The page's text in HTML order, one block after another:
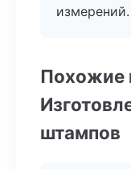
измерений.
Похожие
штампов